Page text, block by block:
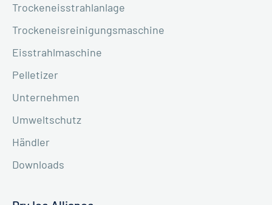
Trockeneisstrahlanlage
Trockeneisreinigungsmaschine
Eisstrahlmaschine
Pelletizer
Unternehmen
Umweltschutz
Händler
Downloads